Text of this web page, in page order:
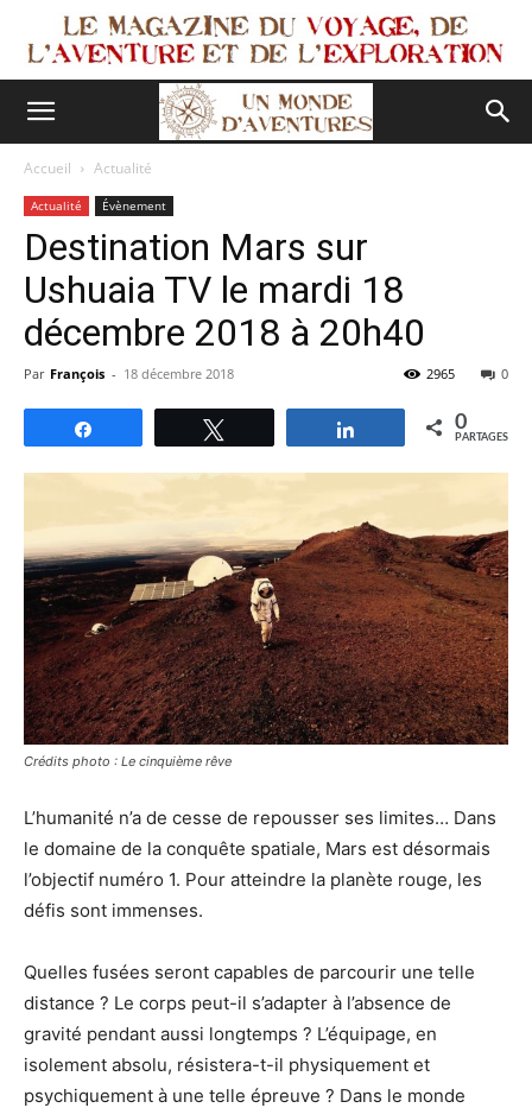
Accueil Actualité
Actualité Évènement
Destination Mars sur
Ushuaia TV le mardi 18
décembre 2018 à 20h40
Par François - 18 décembre 2018 0
2965
Partagez 0
PARTAGES
Crédits photo : Le cinquième rêve
L’humanité n’a de cesse de repousser ses limites… Dans
le domaine de la conquête spatiale, Mars est désormais
l’objectif numéro 1. Pour atteindre la planète rouge, les
défis sont immenses.
Quelles fusées seront capables de parcourir une telle
distance ? Le corps peut-il s’adapter à l’absence de
gravité pendant aussi longtemps ? L’équipage, en
isolement absolu, résistera-t-il physiquement et
psychiquement à une telle épreuve ? Dans le monde